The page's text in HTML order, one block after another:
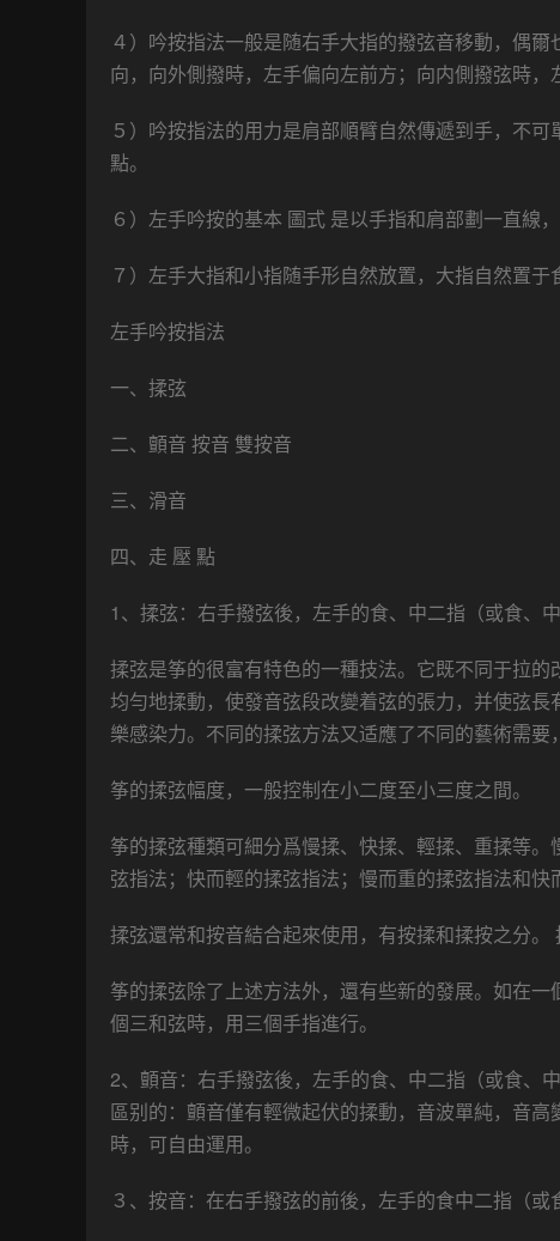
４）吟按指法一般是随右手大指的撥弦音移動，偶
向，向外側撥時，左手偏向左前方；向内側撥弦時，
５）吟按指法的用力是肩部順臂自然傳遞到手，不
點。
６）左手吟按的基本 圖式 是以手指和肩部劃一直線
７）左手大指和小指随手形自然放置，大指自然置
左手吟按指法
一、揉弦
二、顫音 按音 雙按音
三、滑音
四、走 壓 點
1、揉弦：右手撥弦後，左手的食、中二指（或食、
揉弦是筝的很富有特色的一種技法。它既不同于拉
均勻地揉動，使發音弦段改變着弦的張力，并使弦
樂感染力。不同的揉弦方法又适應了不同的藝術需
筝的揉弦幅度，一般控制在小二度至小三度之間。
筝的揉弦種類可細分爲慢揉、快揉、輕揉、重揉等
弦指法；快而輕的揉弦指法；慢而重的揉弦指法和
揉弦還常和按音結合起來使用，有按揉和揉按之分。
筝的揉弦除了上述方法外，還有些新的發展。如在
個三和弦時，用三個手指進行。
2、顫音：右手撥弦後，左手的食、中二指（或食、
區别的：顫音僅有輕微起伏的揉動，音波單純，音
時，可自由運用。
３、按音：在右手撥弦的前後，左手的食中二指（或